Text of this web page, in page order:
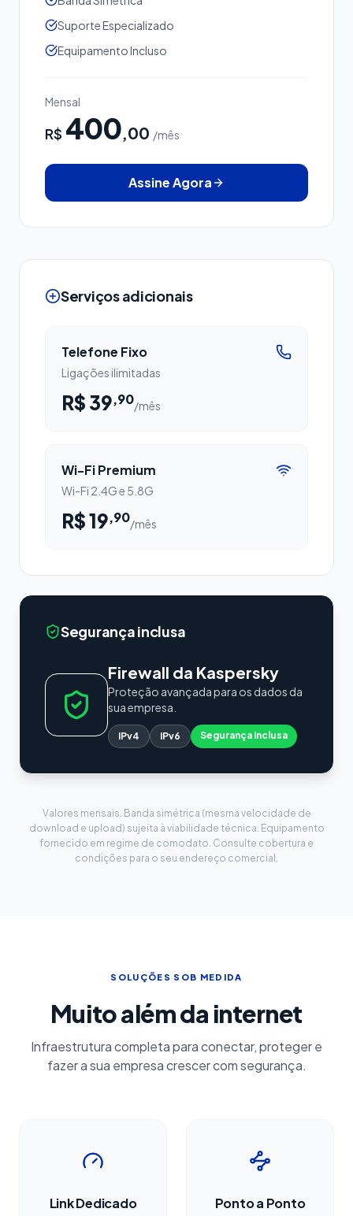
Suporte Especializado
Equipamento Incluso
Mensal
R$ 400,00 /mês
Assine Agora
Serviços adicionais
Telefone Fixo
Ligações ilimitadas
R$ 39,90/mês
Wi-Fi Premium
Wi-Fi 2.4G e 5.8G
R$ 19,90/mês
Segurança inclusa
Firewall da Kaspersky
Proteção avançada para os dados da
sua empresa.
IPv4 IPv6 Segurança inclusa
Valores mensais. Banda simétrica (mesma velocidade de
download e upload) sujeita à viabilidade técnica. Equipamento
fornecido em regime de comodato. Consulte cobertura e
condições para o seu endereço comercial.
SOLUÇÕES SOB MEDIDA
Muito além da internet
Infraestrutura completa para conectar, proteger e
fazer a sua empresa crescer com segurança.
Link Dedicado Ponto a Ponto